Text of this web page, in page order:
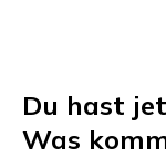
Du hast
Was